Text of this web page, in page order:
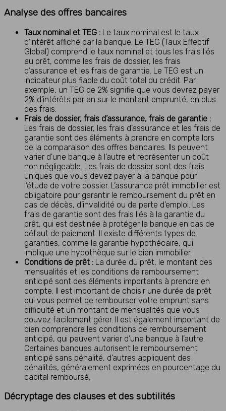
Analyse des offres bancaires
Taux nominal et TEG : Le taux nominal est le taux
d’intérêt affiché par la banque. Le TEG (Taux Effectif
Global) comprend le taux nominal et tous les frais liés
au prêt, comme les frais de dossier, les frais
d’assurance et les frais de garantie. Le TEG est un
indicateur plus fiable du coût total du crédit. Par
exemple, un TEG de 2% signifie que vous devrez payer
2% d’intérêts par an sur le montant emprunté, en plus
des frais.
Frais de dossier, frais d’assurance, frais de garantie :
Les frais de dossier, les frais d’assurance et les frais de
garantie sont des éléments à prendre en compte lors
de la comparaison des offres bancaires. Ils peuvent
varier d’une banque à l’autre et représenter un coût
non négligeable. Les frais de dossier sont des frais
uniques que vous devez payer à la banque pour
l’étude de votre dossier. L’assurance prêt immobilier est
obligatoire pour garantir le remboursement du prêt en
cas de décès, d’invalidité ou de perte d’emploi. Les
frais de garantie sont des frais liés à la garantie du
prêt, qui est destinée à protéger la banque en cas de
défaut de paiement. Il existe différents types de
garanties, comme la garantie hypothécaire, qui
implique une hypothèque sur le bien immobilier.
Conditions de prêt : La durée du prêt, le montant des
mensualités et les conditions de remboursement
anticipé sont des éléments importants à prendre en
compte. Il est important de choisir une durée de prêt
qui vous permet de rembourser votre emprunt sans
difficulté et un montant de mensualités que vous
pouvez facilement gérer. Il est également important de
bien comprendre les conditions de remboursement
anticipé, qui peuvent varier d’une banque à l’autre.
Certaines banques autorisent le remboursement
anticipé sans pénalité, d’autres appliquent des
pénalités, généralement exprimées en pourcentage du
capital remboursé.
Décryptage des clauses et des subtilités